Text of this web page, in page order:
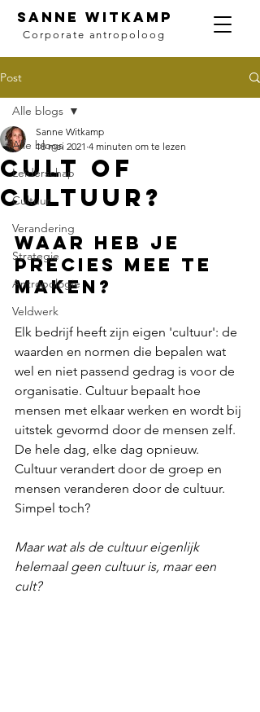
SANNE WITKAMP
Corporate antropoloog
Post
Alle blogs
Leiderschap
Cultuur
Verandering
Strategie
Antropologie
Veldwerk
Alle blogs
Cult of
cultuur?
Sanne Witkamp
18 mei 2021 4 minuten om te lezen
Waar heb je
precies mee te
maken?
Elk bedrijf heeft zijn eigen 'cultuur': de
waarden en normen die bepalen wat
wel en niet passend gedrag is voor de
organisatie. Cultuur bepaalt hoe
mensen met elkaar werken en wordt bij
uitstek gevormd door de mensen zelf.
De hele dag, elke dag opnieuw.
Cultuur verandert door de groep en
mensen veranderen door de cultuur.
Simpel toch?
Maar wat als de cultuur eigenlijk
helemaal geen cultuur is, maar een
cult?